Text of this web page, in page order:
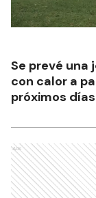
Se prevé una
con calor a
próximos
Ads